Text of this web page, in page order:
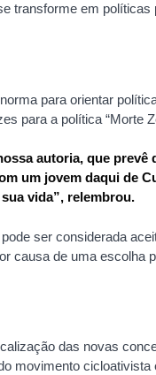
transforme em
para orientar
para a política “Morte
autoria, que
um jovem daqui de
vida”, relembrou.
ser considerada
causa de uma escolha
das novas
movimento